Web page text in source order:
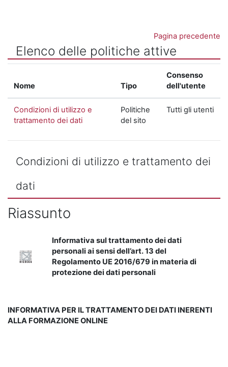
Pagina precedente
Elenco delle politiche attive
Nome Tipo
Consenso
dell'utente
Condizioni di utilizzo e
trattamento dei dati
Politiche
del sito
Tutti gli utenti
Condizioni di utilizzo e trattamento dei
dati
Riassunto
Informativa sul trattamento dei dati
personali ai sensi dell’art. 13 del
Regolamento UE 2016/679 in materia di
protezione dei dati personali
INFORMATIVA PER IL TRATTAMENTO DEI DATI INERENTI
ALLA FORMAZIONE ONLINE